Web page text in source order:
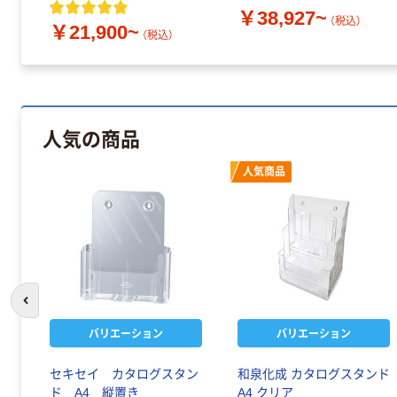
￥21,900~ （税込）
￥38,927~ （税込）
人気の商品
バリエーション
セキセイ カタログスタン
ド A4 縦置き
人気商品
バリエーション
和泉化成 カタログスタンド
A4 クリア